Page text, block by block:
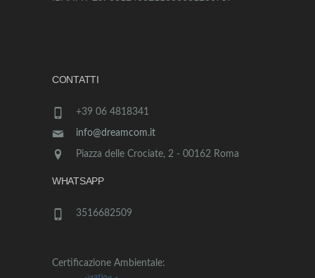
CONTATTI
+39 06 4818341
info@dreamcom.it
Piazza delle Crociate, 2 - 00162 Roma
WHATSAPP
3516682509
Certificazione Ambientale: